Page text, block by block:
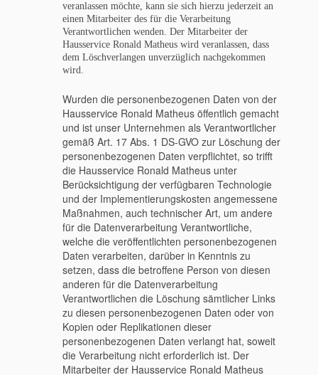
veranlassen möchte, kann sie sich hierzu jederzeit an
einen Mitarbeiter des für die Verarbeitung
Verantwortlichen wenden. Der Mitarbeiter der
Hausservice Ronald Matheus wird veranlassen, dass
dem Löschverlangen unverzüglich nachgekommen
wird.
Wurden die personenbezogenen Daten von der
Hausservice Ronald Matheus öffentlich gemacht
und ist unser Unternehmen als Verantwortlicher
gemäß Art. 17 Abs. 1 DS-GVO zur Löschung der
personenbezogenen Daten verpflichtet, so trifft
die Hausservice Ronald Matheus unter
Berücksichtigung der verfügbaren Technologie
und der Implementierungskosten angemessene
Maßnahmen, auch technischer Art, um andere
für die Datenverarbeitung Verantwortliche,
welche die veröffentlichten personenbezogenen
Daten verarbeiten, darüber in Kenntnis zu
setzen, dass die betroffene Person von diesen
anderen für die Datenverarbeitung
Verantwortlichen die Löschung sämtlicher Links
zu diesen personenbezogenen Daten oder von
Kopien oder Replikationen dieser
personenbezogenen Daten verlangt hat, soweit
die Verarbeitung nicht erforderlich ist. Der
Mitarbeiter der Hausservice Ronald Matheus